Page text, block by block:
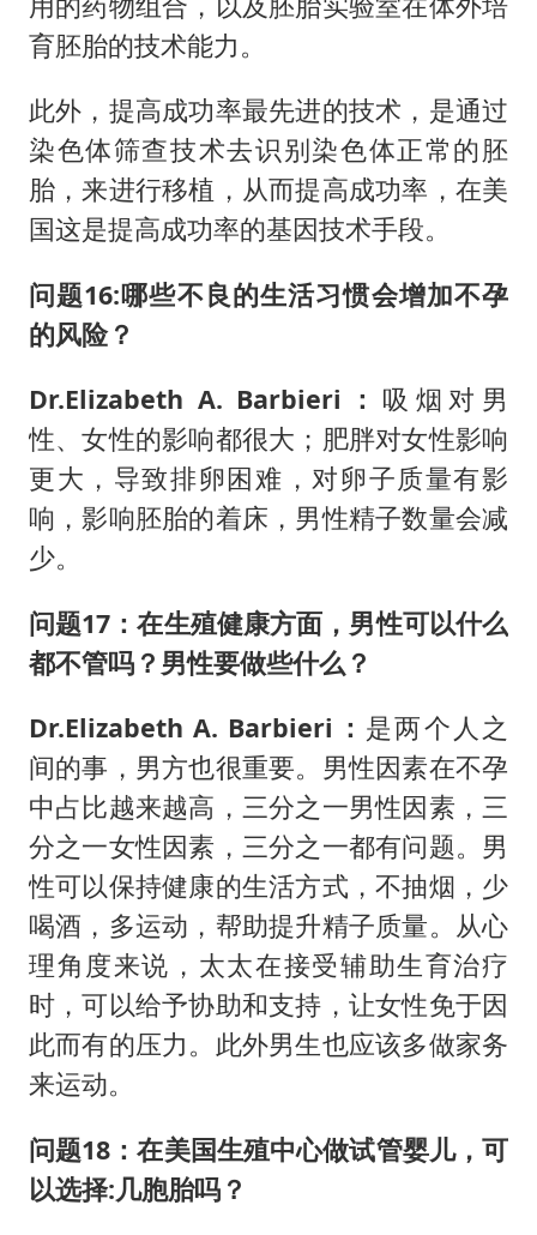
育胚胎的技术能力。
此外，提高成功率最先进的技术，是通过
染色体筛查技术去识别染色体正常的胚
胎，来进行移植，从而提高成功率，在美
国这是提高成功率的基因技术手段。
问题16:哪些不良的生活习惯会增加不孕
的风险？
Dr.Elizabeth A. Barbieri： 吸烟对男
性、女性的影响都很大；肥胖对女性影响
更大，导致排卵困难，对卵子质量有影
响，影响胚胎的着床，男性精子数量会减
少。
问题17：在生殖健康方面，男性可以什么
都不管吗？男性要做些什么？
Dr.Elizabeth A. Barbieri： 是两个人之
间的事，男方也很重要。男性因素在不孕
中占比越来越高，三分之一男性因素，三
分之一女性因素，三分之一都有问题。男
性可以保持健康的生活方式，不抽烟，少
喝酒，多运动，帮助提升精子质量。从心
理角度来说，太太在接受辅助生育治疗
时，可以给予协助和支持，让女性免于因
此而有的压力。此外男生也应该多做家务
来运动。
问题18：在美国生殖中心做试管婴儿，可
以选择:几胞胎吗？